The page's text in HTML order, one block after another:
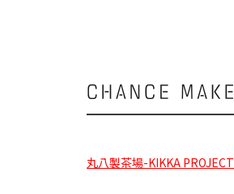
Chance
丸八製茶場-KIKKA PROJECT